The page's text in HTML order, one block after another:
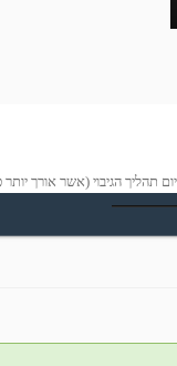
תהליך הגיבוי (אשר אורך